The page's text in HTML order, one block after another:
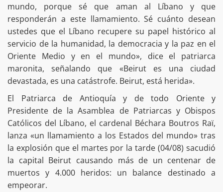
mundo, porque sé que aman al Líbano y que
responderán a este llamamiento. Sé cuánto desean
ustedes que el Líbano recupere su papel histórico al
servicio de la humanidad, la democracia y la paz en el
Oriente Medio y en el mundo», dice el patriarca
maronita, señalando que «Beirut es una ciudad
devastada, es una catástrofe. Beirut, está herida».
El Patriarca de Antioquía y de todo Oriente y
Presidente de la Asamblea de Patriarcas y Obispos
Católicos del Líbano, el cardenal Béchara Boutros Raï,
lanza «un llamamiento a los Estados del mundo» tras
la explosión que el martes por la tarde (04/08) sacudió
la capital Beirut causando más de un centenar de
muertos y 4.000 heridos: un balance destinado a
empeorar.